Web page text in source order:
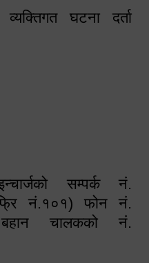
घटना दर्ता
सम्पर्क नं.
नं.१०१) फोन नं.
चालकको नं.